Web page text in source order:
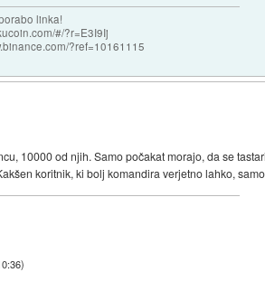
linka!
#/?r=E3I9Ij
?ref=10161115
10000 od njih. Samo počakat morajo, da se
koritnik, ki bolj komandira verjetno lahko,
)